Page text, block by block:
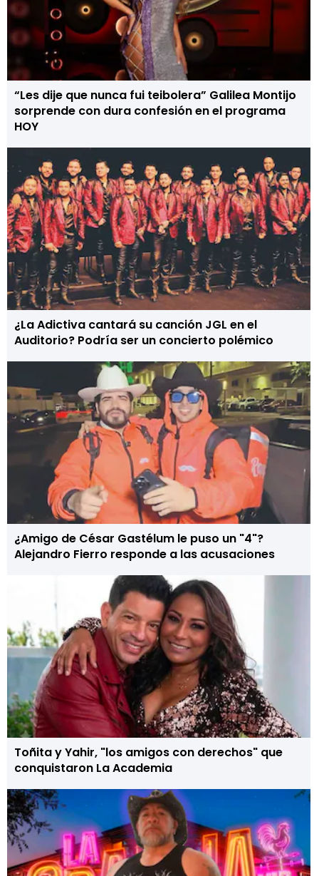
“Les dije que nunca fui teibolera” Galilea Montijo
sorprende con dura confesión en el programa
HOY
¿La Adictiva cantará su canción JGL en el
Auditorio? Podría ser un concierto polémico
¿Amigo de César Gastélum le puso un "4"?
Alejandro Fierro responde a las acusaciones
Toñita y Yahir, "los amigos con derechos" que
conquistaron La Academia